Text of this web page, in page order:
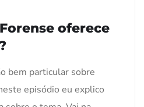
oferece
bem particular sobre
episódio eu explico